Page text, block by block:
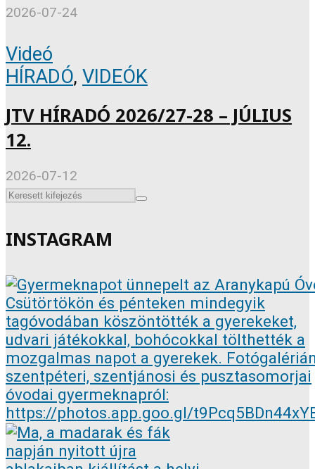
2026-07-24
Videó
HÍRADÓ, VIDEÓK
JTV HÍRADÓ 2026/27-28 – JÚLIUS
12.
2026-07-12
INSTAGRAM